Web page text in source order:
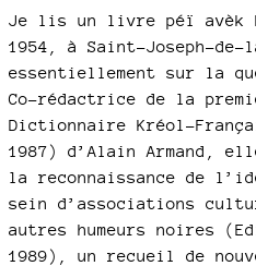
Je lis un livre péï avèk
1954, à Saint-Joseph-
essentiellement sur la
Co-rédactrice de la
Dictionnaire Kréol-
1987) d’Alain Armand,
la reconnaissance de
sein d’associations
autres humeurs noires
1989), un recueil de